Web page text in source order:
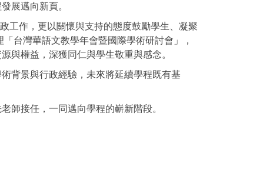
展邁向新頁。
工作，更以關懷與支持的態度鼓勵學生、凝聚
台灣華語文教學年會暨國際學術研討會」，
與權益，深獲同仁與學生敬重與感念。
背景與行政經驗，未來將延續學程既有基
師接任，一同邁向學程的嶄新階段。